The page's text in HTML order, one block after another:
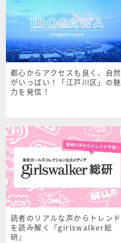
都心からアクセスも良く、自然
がいっぱい！「江戸川区」の魅
力を発信！
読者のリアルな声からトレンド
を読み解く『girlswalker総
研』